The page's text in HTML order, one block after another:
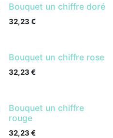
Bouquet un chiffre doré
32,23 €
Bouquet un chiffre rose
32,23 €
Bouquet un chiffre
rouge
32,23 €